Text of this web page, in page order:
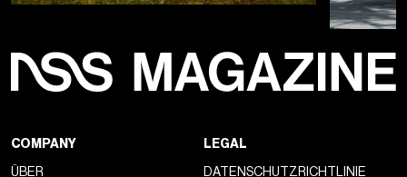
COMPANY
ÜBER
LEGAL
DATENSCHUTZRICHTLINIE